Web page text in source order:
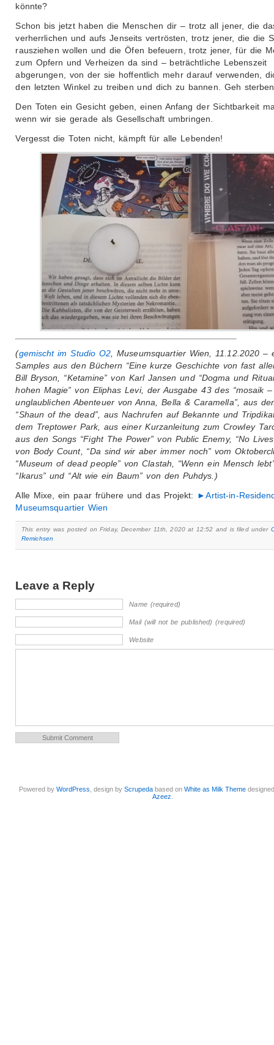
könnte?
Schon bis jetzt haben die Menschen dir – trotz all jener, die
verherrlichen und aufs Jenseits vertrösten, trotz jener, die die
rausziehen wollen und die Öfen befeuern, trotz jener, für die
zum Opfern und Verheizen da sind – beträchtliche Lebenszeit
abgerungen, von der sie hoffentlich mehr darauf verwenden,
den letzten Winkel zu treiben und dich zu bannen. Geh
Den Toten ein Gesicht geben, einen Anfang der Sichtbarkeit
wenn wir sie gerade als Gesellschaft umbringen.
Vergesst die Toten nicht, kämpft für alle Lebenden!
(gemischt im Studio O2 , Museumsquartier Wien, 11.12.2020 –
Samples aus den Büchern “Eine kurze Geschichte von fast
Bill Bryson, “Ketamine” von Karl Jansen und “Dogma und
hohen Magie” von Eliphas Levi, der Ausgabe 43 des “mosaik
unglaublichen Abenteuer von Anna, Bella & Caramella”, aus
“Shaun of the dead”, aus Nachrufen auf Bekannte und
dem Treptower Park, aus einer Kurzanleitung zum Crowley
aus den Songs “Fight The Power” von Public Enemy, “No
von Body Count, “Da sind wir aber immer noch” vom
“Museum of dead people” von Clastah, “Wenn ein Mensch
“Ikarus” und “Alt wie ein Baum” von den Puhdys.)
Alle Mixe, ein paar frühere und das Projekt: ►Artist-in-
Museumsquartier Wien
This entry was posted on Friday, December 11th, 2020 at 12:52 and is filed under
Remichsen
Leave a Reply
Name (required)
Mail (will not be published) (required)
Website
Powered byWordPress , design byScrupeda based onWhite as Milk Theme
Azeez